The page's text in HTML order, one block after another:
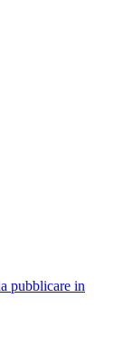
pubblicare in